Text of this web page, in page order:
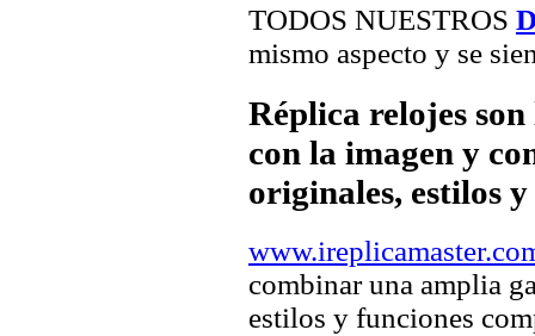
TODOS NUESTROS
mismo aspecto y se
Réplica relojes
con la imagen y
originales, estilos
combinar una amplia
estilos y funciones